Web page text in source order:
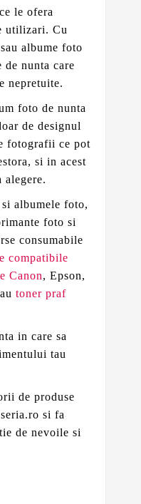
le ofera
utilizari. Cu
albume foto
nunta care
nepretuite.
foto de nunta
de designul
fotografii ce pot
si in acest
alegere.
albumele foto,
foto si
consumabile
compatibile
Canon, Epson,
toner praf
in care sa
tau
de produse
si fa
de nevoile si